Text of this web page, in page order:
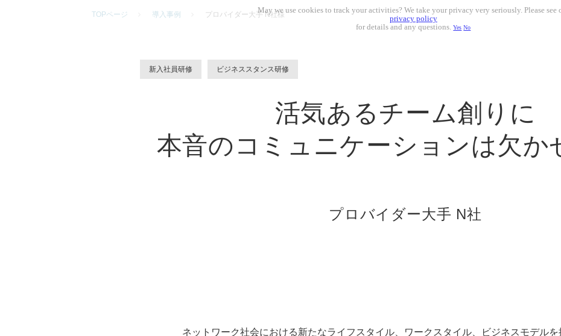
TOPページ 導入事例 プロバイダー大手 N社様
新入社員研修 ビジネススタンス研修
活気あるチーム創りに
本音のコミュニケーションは欠か
プロバイダー大手 N社
ネットワーク社会における新たなライフスタイル、ワークスタイル、ビジネスモデルを
May we use cookies to track your activities? We take your privacy very seriously. Please see
privacy policy
for details and any questions.Yes No